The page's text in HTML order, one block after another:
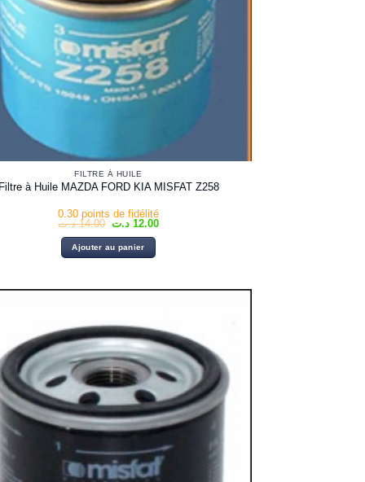
FILTRE À HUILE
à Huile MAZDA FORD KIA MISFAT Z258
0.30 points de fidélité
14.00 د.ت
Le
initial
était :
12.00 د.ت
Le
Ajouter au panier